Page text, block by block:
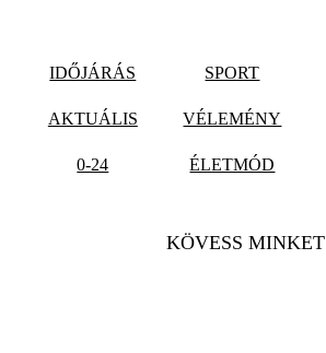
IDŐJÁRÁS SPORT
AKTUÁLIS VÉLEMÉNY
0-24 ÉLETMÓD
KÖVESS MINKET